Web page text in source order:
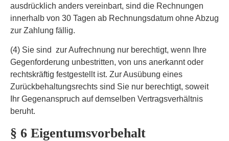
ausdrücklich anders vereinbart, sind die Rechnungen
innerhalb von 30 Tagen ab Rechnungsdatum ohne Abzug
zur Zahlung fällig.
(4) Sie sind zur Aufrechnung nur berechtigt, wenn Ihre
Gegenforderung unbestritten, von uns anerkannt oder
rechtskräftig festgestellt ist. Zur Ausübung eines
Zurückbehaltungsrechts sind Sie nur berechtigt, soweit
Ihr Gegenanspruch auf demselben Vertragsverhältnis
beruht.
§ 6 Eigentumsvorbehalt